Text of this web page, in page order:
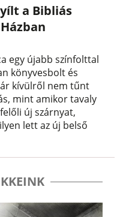
a Bibliás
egy újabb színfolttal
könyvesbolt és
kívülről nem tűnt
mint amikor tavaly
új szárnyat,
lett az új belső